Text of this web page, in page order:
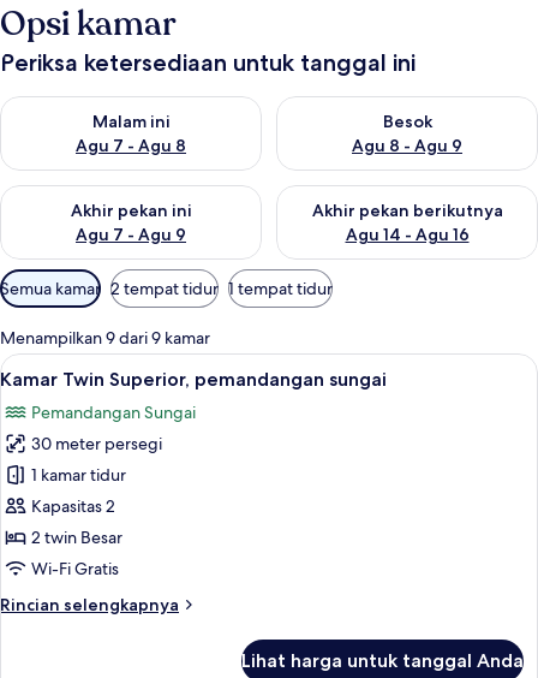
Opsi kamar
Periksa ketersediaan untuk tanggal ini
Malam ini
Agu 7 - Agu 8
Periksa ketersediaan untuk malam ini Agu 7 - Agu 8
Besok
Agu 8 - Agu 9
Periksa ketersediaan untuk
Akhir pekan ini
Agu 7 - Agu 9
Periksa ketersediaan untuk akhir pekan ini Agu 7 - Agu 9
Akhir pekan berikutnya
Agu 14 - Agu 16
Periksa ketersediaan untuk
Filter
tersedia
untuk
kamar
Semua kamar 2 tempat tidur 1 tempat tidur
Menampilkan 9 dari 9 kamar
Lihat
semua
foto
untuk
Kamar
Twin
Superior,
pemandangan
Kamar Twin Superior,
12
Kamar Twin Superior, pemandangan sungai
Pemandangan Sungai
30 meter persegi
1 kamar tidur
Kapasitas 2
2 twin Besar
Wi-Fi Gratis
Rincian selengkapnya
Rincian
Lihat harga untuk tanggal Anda